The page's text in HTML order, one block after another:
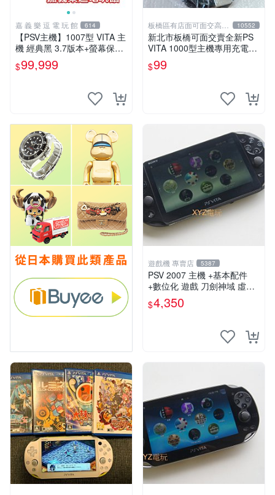
嘉 義 樂 逗 電 玩 館 614
【PSV主機】1007型 VITA 主
機 經典黑 3.7版本+螢幕保護
貼+主機收納包【9成新】✪中
古二手✪嘉義樂逗電玩館
$99,999
板橋區有店面可面交高價
回收電玩
10552
新北市板橋可面交賣全新PS
VITA 1000型主機專用充電
線....超便宜只賣99元
$99
遊戲機 專賣店 5387
PSV 2007 主機 +基本配件
+數位化 遊戲 刀劍神域 虛空
幻界 保修一年
$4,350